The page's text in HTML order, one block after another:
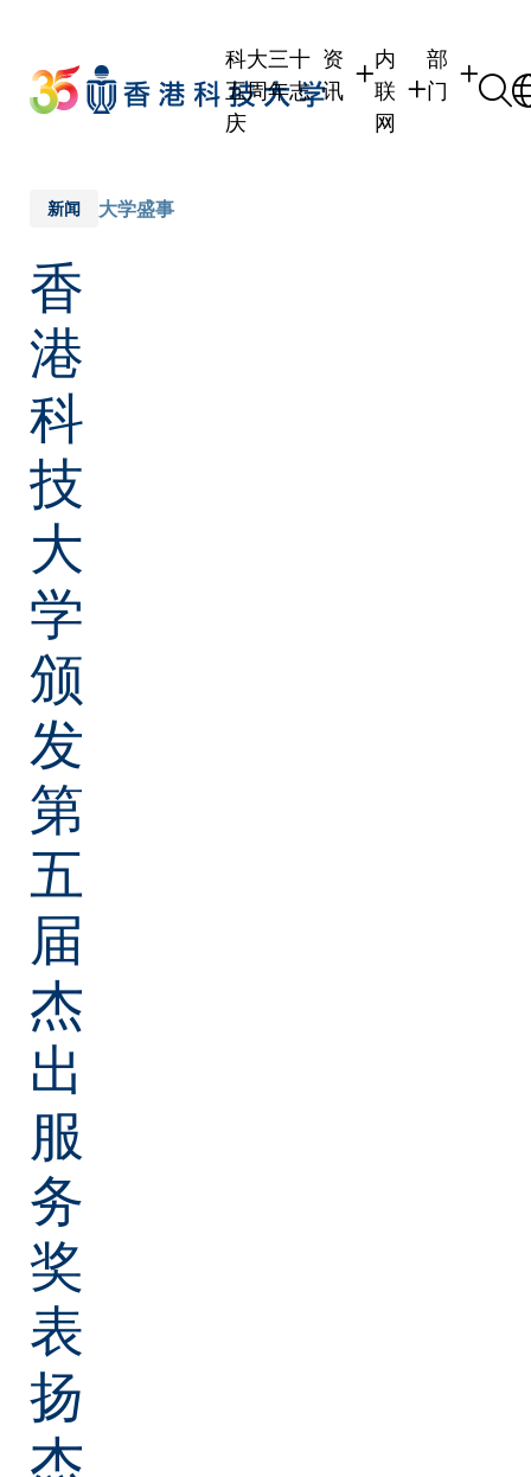
main
content
科大三十
五周年志
庆
资
讯
内
联
网
部
门
新闻 大学盛事
香
港
科
技
大
学
颁
发
第
五
届
杰
出
服
务
奖
表
扬
杰